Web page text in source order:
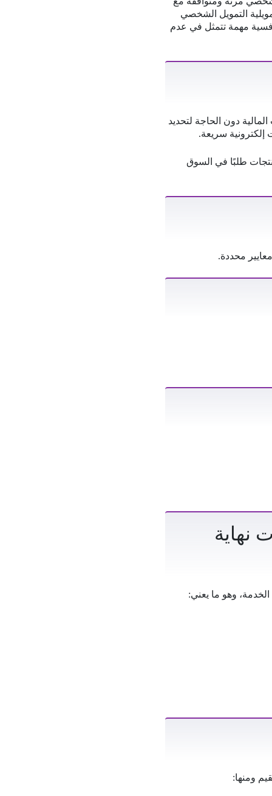
التمويل الشخصي
مع ميزة تنافسية مهمة تتمثل في عدم
دون الحاجة لتحديد
سريعة.
طلبًا في السوق
محددة.
نهاية
وهو ما يعني:
ومنها: